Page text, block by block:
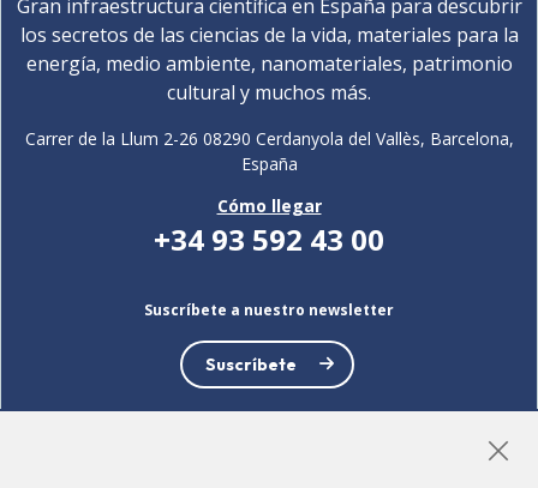
Gran infraestructura científica en España para descubrir
los secretos de las ciencias de la vida, materiales para la
energía, medio ambiente, nanomateriales, patrimonio
cultural y muchos más.
Carrer de la Llum 2-26 08290 Cerdanyola del Vallès, Barcelona,
España
Cómo llegar
+34 93 592 43 00
Suscríbete a nuestro newsletter
Suscríbete